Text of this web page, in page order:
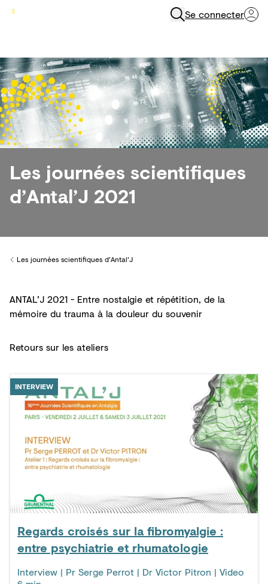
Se connecter
Les journées scientifiques
d’Antal’J 2021
Back to
Les journées scientifiques d’Antal’J
ANTAL’J 2021 - Entre nostalgie et répétition, de la
mémoire du trauma à la douleur du souvenir
Retours sur les ateliers
Regards croisés sur la fibromyalgie :
entre psychiatrie et rhumatologie
Interview | Pr Serge Perrot | Dr Victor Pitron | Video
INTERVIEW